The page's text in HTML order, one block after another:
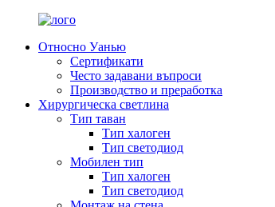
Относно Уанью
Сертификати
Често задавани въпроси
Производство и преработка
Хирургическа светлина
Тип таван
Тип халоген
Тип светодиод
Мобилен тип
Тип халоген
Тип светодиод